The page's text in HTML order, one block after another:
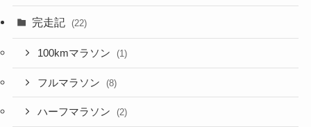
完走記 (22)
100kmマラソン (1)
フルマラソン (8)
ハーフマラソン (2)